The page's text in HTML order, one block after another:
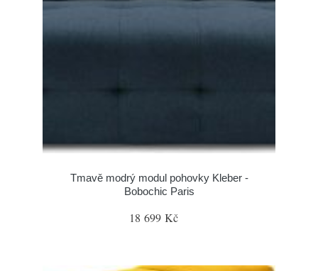
Tmavě modrý modul pohovky Kleber -
Bobochic Paris
18 699 Kč